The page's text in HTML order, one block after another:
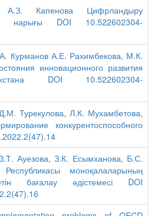
Капенова Цифрландыру
нарығы DOI 10.522602304-
Курманов А.Е. Рахимбекова, М.К.
инновационного развития
DOI 10.522602304-
Турекулова, Л.К. Мухамбетова,
конкурентоспособного
Ауезова, З.К. Есымханова, Б.С.
моноқалаларының
бағалау әдістемесі DOI